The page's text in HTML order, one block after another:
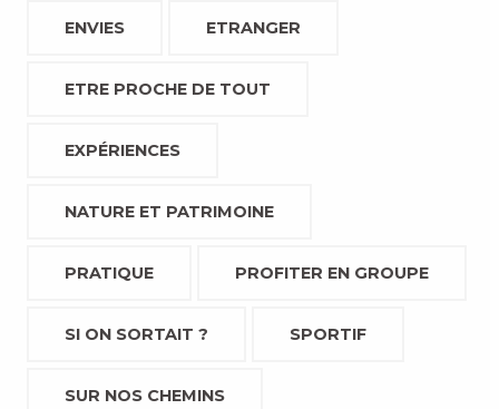
ENVIES ETRANGER
ETRE PROCHE DE TOUT
EXPÉRIENCES
NATURE ET PATRIMOINE
PRATIQUE PROFITER EN GROUPE
SI ON SORTAIT ? SPORTIF
SUR NOS CHEMINS